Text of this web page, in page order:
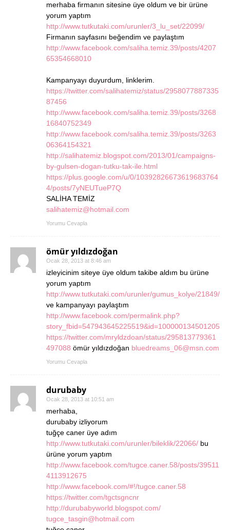
merhaba firmanın sitesine üye oldum ve bir ürüne
yorum yaptım
http://www.tutkutaki.com/urunler/3_lu_set/22099/
Firmanın sayfasını beğendim ve paylaştım
http://www.facebook.com/saliha.temiz.39/posts/4207
65354668010
Kampanyayı duyurdum, linklerim.
https://twitter.com/salihatemiz/status/2958077887335
87456
http://www.facebook.com/saliha.temiz.39/posts/3268
16840752349
http://www.facebook.com/saliha.temiz.39/posts/3263
06364154321
http://salihatemiz.blogspot.com/2013/01/campaigns-
by-gulsen-dogan-tutku-tak-ile.html
https://plus.google.com/u/0/10392826673619683764
4/posts/7yNEUTueP7Q
SALİHA TEMİZ
salihatemiz@hotmail.com
Yorumu Cevapla
ömür yıldızdoğan
Ocak 28, 2013 at 8:46 am
izleyicinim siteye üye oldum takibe aldım bu ürüne
yorum yaptım
http://www.tutkutaki.com/urunler/gumus_kolye/21849/
ve kampanyayı paylaştım
http://www.facebook.com/permalink.php?
story_fbid=547943645225519&id=100000134501205
https://twitter.com/mryldzdoan/status/295813779361
497088 ömür yıldızdoğan bluedreams_06@msn.com
Yorumu Cevapla
durubaby
Ocak 28, 2013 at 10:51 am
merhaba,
durubaby izliyorum
tuğçe caner üye adım
http://www.tutkutaki.com/urunler/bileklik/22066/ bu
ürüne yorum yaptım
http://www.facebook.com/tugce.caner.58/posts/39511
4113912675
http://www.facebook.com/#!/tugce.caner.58
https://twitter.com/tgctsgncnr
http://durubabyworld.blogspot.com/
tugce_tasgin@hotmail.com